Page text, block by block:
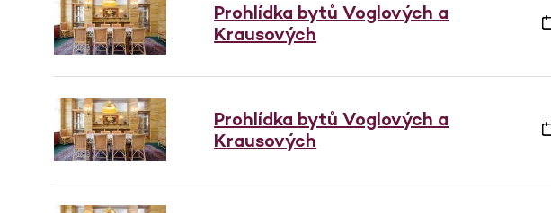
Prohlídka bytů Voglových a
Krausových
Prohlídka bytů Voglových a
Krausových